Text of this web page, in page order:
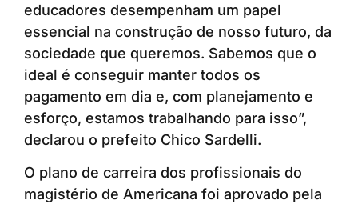
educadores desempenham um papel
essencial na construção de nosso futuro, da
sociedade que queremos. Sabemos que o
ideal é conseguir manter todos os
pagamento em dia e, com planejamento e
esforço, estamos trabalhando para isso”,
declarou o prefeito Chico Sardelli.
O plano de carreira dos profissionais do
magistério de Americana foi aprovado pela